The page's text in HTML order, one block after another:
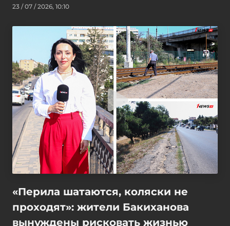
23 / 07 / 2026, 10:10
«Перила шатаются, коляски не
проходят»: жители Бакиханова
вынуждены рисковать жизнью